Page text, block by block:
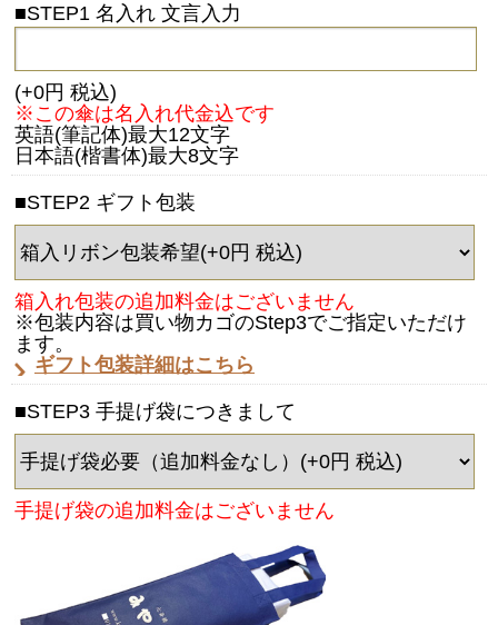
■STEP1 名入れ 文言入力
(+0円 税込)
※この傘は名入れ代金込です
英語(筆記体)最大12文字
日本語(楷書体)最大8文字
■STEP2 ギフト包装
箱入れ包装の追加料金はございません
※包装内容は買い物カゴのStep3でご指定いただけ
ます。
ギフト包装詳細はこちら
■STEP3 手提げ袋につきまして
手提げ袋の追加料金はございません